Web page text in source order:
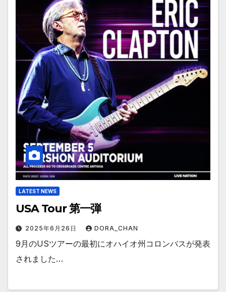
LATEST NEWS
USA Tour 第一弾
2025年6月26日 DORA_CHAN
9月のUSツアーの最初にオハイオ州コロンバスが発表
されました…